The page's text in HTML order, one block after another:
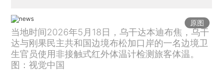
原图
当地时间2026年5月18日，乌干达本迪布焦，乌干
达与刚果民主共和国边境布松加口岸的一名边境卫
生官员使用非接触式红外体温计检测旅客体温。
图：视觉中国